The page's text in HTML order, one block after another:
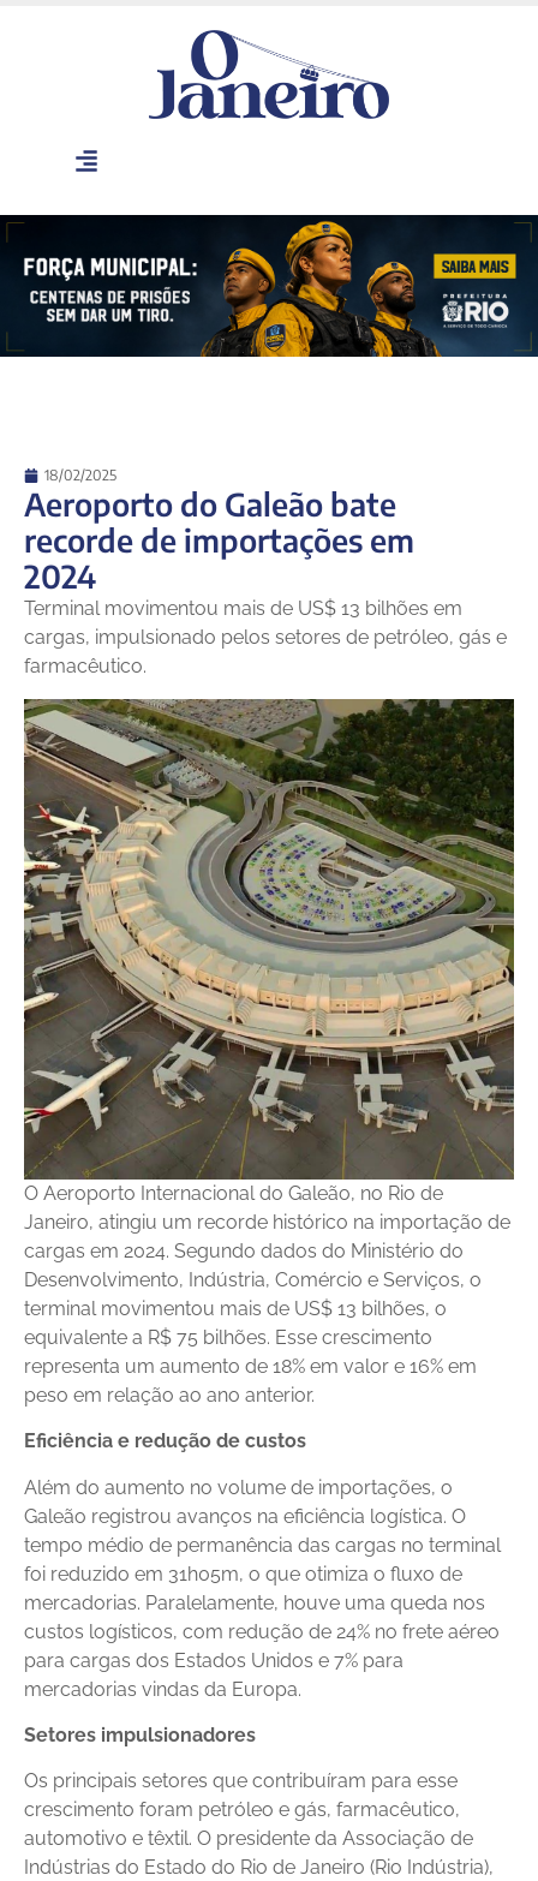
18/02/2025
Aeroporto do Galeão bate
recorde de importações em
2024
Terminal movimentou mais de US$ 13 bilhões em
cargas, impulsionado pelos setores de petróleo, gás e
farmacêutico.
O Aeroporto Internacional do Galeão, no Rio de
Janeiro, atingiu um recorde histórico na importação de
cargas em 2024. Segundo dados do Ministério do
Desenvolvimento, Indústria, Comércio e Serviços, o
terminal movimentou mais de US$ 13 bilhões, o
equivalente a R$ 75 bilhões. Esse crescimento
representa um aumento de 18% em valor e 16% em
peso em relação ao ano anterior.
Eficiência e redução de custos
Além do aumento no volume de importações, o
Galeão registrou avanços na eficiência logística. O
tempo médio de permanência das cargas no terminal
foi reduzido em 31h05m, o que otimiza o fluxo de
mercadorias. Paralelamente, houve uma queda nos
custos logísticos, com redução de 24% no frete aéreo
para cargas dos Estados Unidos e 7% para
mercadorias vindas da Europa.
Setores impulsionadores
Os principais setores que contribuíram para esse
crescimento foram petróleo e gás, farmacêutico,
automotivo e têxtil. O presidente da Associação de
Indústrias do Estado do Rio de Janeiro (Rio Indústria),